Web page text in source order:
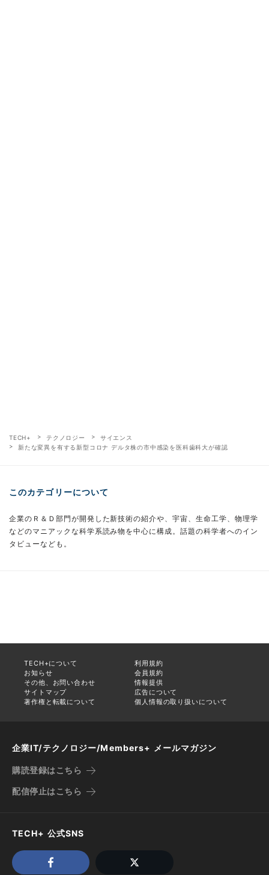
TECH+ テクノロジー
サイエンス
新たな変異を有する新型コロナ デルタ株の市中感染を医科歯科大が確認
このカテゴリーについて
企業のＲ＆Ｄ部門が開発した新技術の紹介や、宇宙、生命工学、物理学
などのマニアックな科学系読み物を中心に構成。話題の科学者へのイン
タビューなども。
TECH+について
利用規約
お知らせ
会員規約
その他、お問い合わせ
情報提供
サイトマップ
広告について
著作権と転載について
個人情報の取り扱いについて
企業IT/テクノロジー/Members+ メールマガジン
購読登録はこちら
配信停止はこちら
TECH+ 公式SNS